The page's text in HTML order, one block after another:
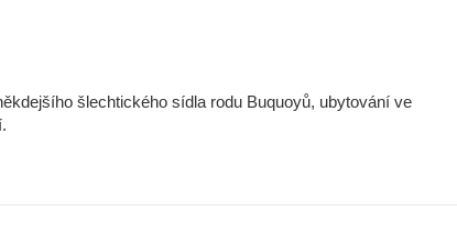
šlechtického sídla rodu Buquoyů, ubytování ve